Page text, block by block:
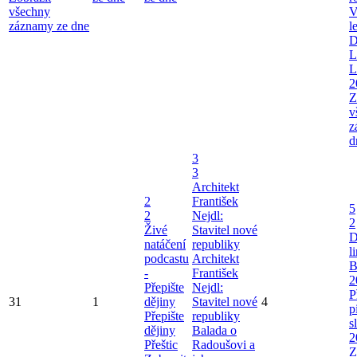
všechny
záznamy ze dne
31 1
2
2
Živé
natáčení
podcastu
-
Přepište
dějiny
Přepište
dějiny
Přeštic
3
3
Architekt
František
Nejdl:
Stavitel nové
republiky
Architekt
František
Nejdl:
Stavitel nové
republiky
Balada o
Radoušovi a
4
5
2